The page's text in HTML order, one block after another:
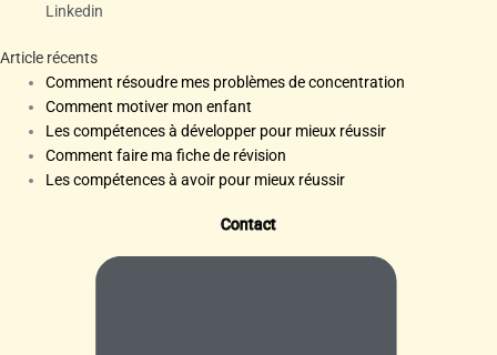
Linkedin
Article récents
Comment résoudre mes problèmes de concentration
Comment motiver mon enfant
Les compétences à développer pour mieux réussir
Comment faire ma fiche de révision
Les compétences à avoir pour mieux réussir
Contact